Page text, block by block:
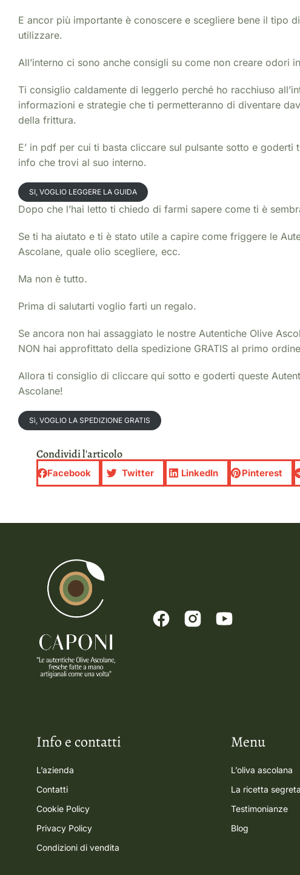
E ancor più importante è conoscere e scegliere bene il tipo
utilizzare.
All’interno ci sono anche consigli su come non creare odori
Ti consiglio caldamente di leggerlo perché ho racchiuso
informazioni e strategie che ti permetteranno di diventare
della frittura.
E’ in pdf per cui ti basta cliccare sul pulsante sotto e goderti
info che trovi al suo interno.
SI, VOGLIO LEGGERE LA GUIDA
Dopo che l’hai letto ti chiedo di farmi sapere come ti è
Se ti ha aiutato e ti è stato utile a capire come friggere le
Ascolane, quale olio scegliere, ecc.
Ma non è tutto.
Prima di salutarti voglio farti un regalo.
Se ancora non hai assaggiato le nostre Autentiche Olive
NON hai approfittato della spedizione GRATIS al primo
Allora ti consiglio di cliccare qui sotto e goderti queste
Ascolane!
Sì, VOGLIO LA SPEDIZIONE GRATIS
Condividi l'articolo
Facebook Twitter LinkedIn Pinterest
Info e contatti
L’azienda
Contatti
Cookie Policy
Privacy Policy
Condizioni di vendita
Menu
L’oliva ascolana
La ricetta segreta
Testimonianze
Blog